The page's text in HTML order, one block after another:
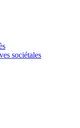
sociétales